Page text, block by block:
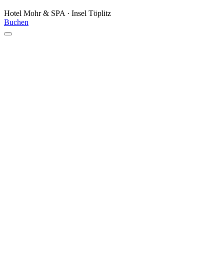
Hotel Mohr & SPA · Insel Töplitz
Buchen